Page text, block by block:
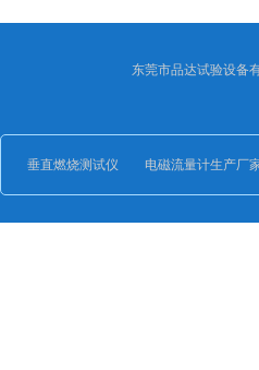
东莞市品达试验设备
垂直燃烧测试仪 电磁流量计生产厂